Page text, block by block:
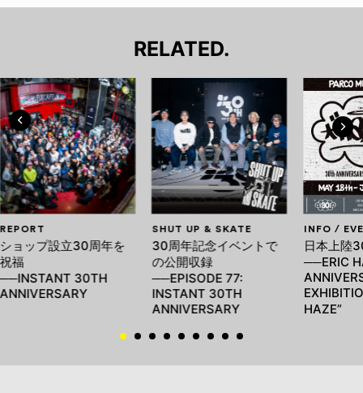
RELATED.
REPORT
ショップ設立30周年を
祝福
──INSTANT 30TH
ANNIVERSARY
SHUT UP & SKATE
30周年記念イベントで
の公開収録
──EPISODE 77:
INSTANT 30TH
ANNIVERSARY
INFO /
日本上陸
──ERIC
HAZE”